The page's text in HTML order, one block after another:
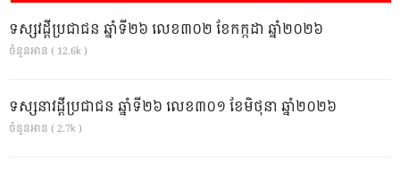
ទស្សវដ្តីប្រជាជន ឆ្នាំទី២៦ លេខ៣០២ ខែកក្កដា ឆ្នាំ២០២៦
ចំនួនអាន ( 12.6k )
ទស្សនាវដ្ដីប្រជាជន ឆ្នាំទី២៦ លេខ៣០១ ខែមិថុនា ឆ្នាំ២០២៦
ចំនួនអាន ( 2.7k )